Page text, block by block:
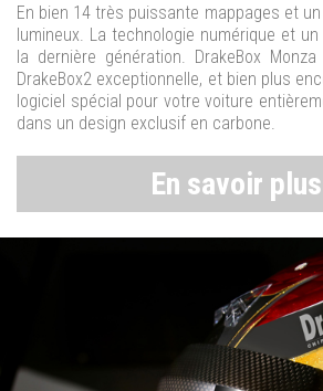
En bien 14 très puissante mappages et
lumineux. La technologie numérique et
la dernière génération. DrakeBox
DrakeBox2 exceptionnelle, et bien plus
logiciel spécial pour votre voiture
dans un design exclusif en carbone.
En savoir plus